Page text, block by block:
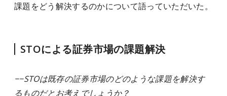
課題をどう解決するのかについて語っていただいた。
STOによる証券市場の課題解決
−−STOは既存の証券市場のどのような課題を解決す
るものだとお考えでしょうか？